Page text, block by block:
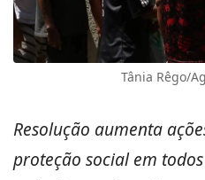
Tânia Rêgo/
Resolução aumenta
proteção social em